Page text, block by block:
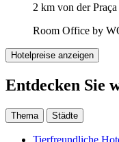
2 km von der
Room Office by
Hotelpreise anzeigen
Entdecken Sie
Thema Städte
Tierfreundliche